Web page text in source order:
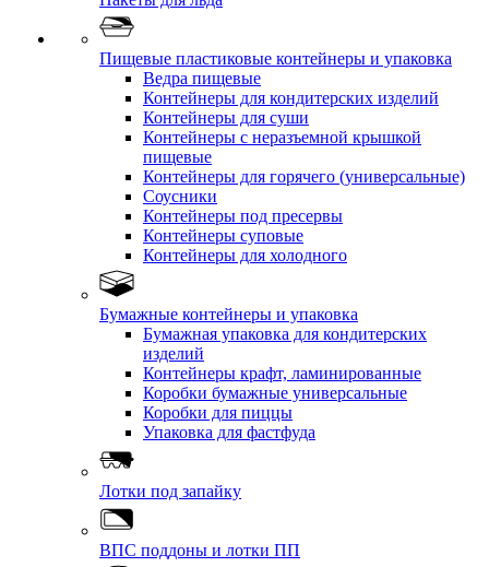
Пищевые пластиковые контейнеры и упаковка
Ведра пищевые
Контейнеры для кондитерских изделий
Контейнеры для суши
Контейнеры с неразъемной крышкой
пищевые
Контейнеры для горячего (универсальные)
Соусники
Контейнеры под пресервы
Контейнеры суповые
Контейнеры для холодного
Бумажные контейнеры и упаковка
Бумажная упаковка для кондитерских
изделий
Контейнеры крафт, ламинированные
Коробки бумажные универсальные
Коробки для пиццы
Упаковка для фастфуда
Лотки под запайку
ВПС поддоны и лотки ПП